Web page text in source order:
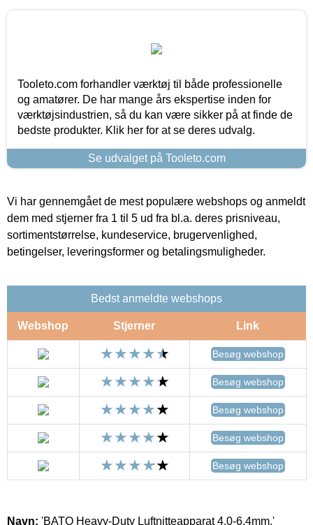
Tooleto.com forhandler værktøj til både professionelle
og amatører. De har mange års ekspertise inden for
værktøjsindustrien, så du kan være sikker på at finde de
bedste produkter. Klik her for at se deres udvalg.
Se udvalget på Tooleto.com
Vi har gennemgået de mest populære webshops og anmeldt
dem med stjerner fra 1 til 5 ud fra bl.a. deres prisniveau,
sortimentstørrelse, kundeservice, brugervenlighed,
betingelser, leveringsformer og betalingsmuligheder.
Bedst anmeldte webshops
Webshop Stjerner Link
Besøg webshop
Besøg webshop
Besøg webshop
Besøg webshop
Besøg webshop
Navn: 'BATO Heavy-Duty Luftnitteapparat 4,0-6,4mm.'